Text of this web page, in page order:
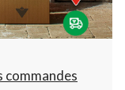
commandes